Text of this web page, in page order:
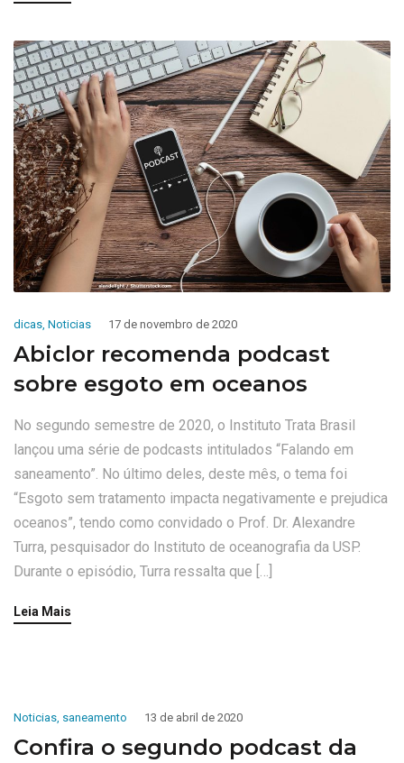
dicas Noticias 17 de novembro de 2020
Abiclor recomenda podcast
sobre esgoto em oceanos
No segundo semestre de 2020, o Instituto Trata Brasil
lançou uma série de podcasts intitulados “Falando em
saneamento”. No último deles, deste mês, o tema foi
“Esgoto sem tratamento impacta negativamente e prejudica
oceanos”, tendo como convidado o Prof. Dr. Alexandre
Turra, pesquisador do Instituto de oceanografia da USP.
Durante o episódio, Turra ressalta que […]
Leia Mais
Noticias saneamento 13 de abril de 2020
Confira o segundo podcast da